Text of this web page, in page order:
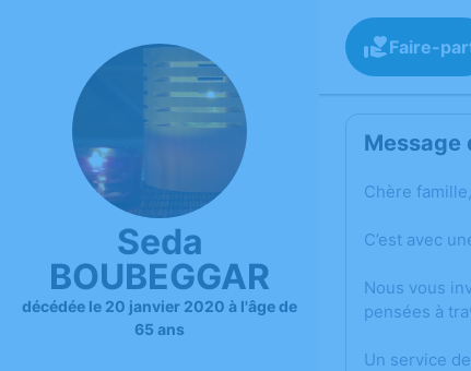
Seda
BOUBEGGAR
décédée le 20 janvier 2020 à l'âge de
65 ans
Faire-
Message
Chère
C’est avec
Nous vous
pensées à
Un service